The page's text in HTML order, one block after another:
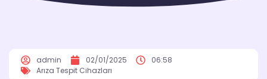
admin 02/01/2025
06:58
Arıza Tespit Cihazları